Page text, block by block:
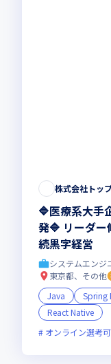
株式会社トッ
🔷医療系大手
発🔷 リーダ
続黒字経営
システムエンジ
東京都、その他
Java
Spring
React Native
オンライン選考可